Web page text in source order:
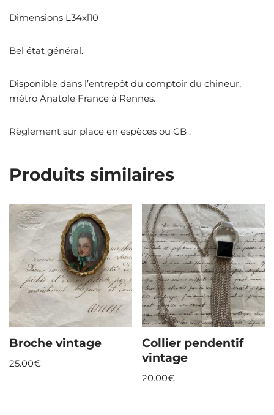
Dimensions L34xl10
Bel état général.
Disponible dans l’entrepôt du comptoir du chineur,
métro Anatole France à Rennes.
Règlement sur place en espèces ou CB .
Produits similaires
Broche vintage
25.00€
Collier pendentif
vintage
20.00€